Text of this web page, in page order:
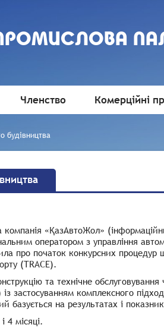
Членство Комерційні
будівництва
компанія «ҚазАвтоЖол»
оператором з управління
про початок конкурсних процедур
(TRACE).
та технічне
застосуванням комплексного
базується на результатах і
4 місяці.